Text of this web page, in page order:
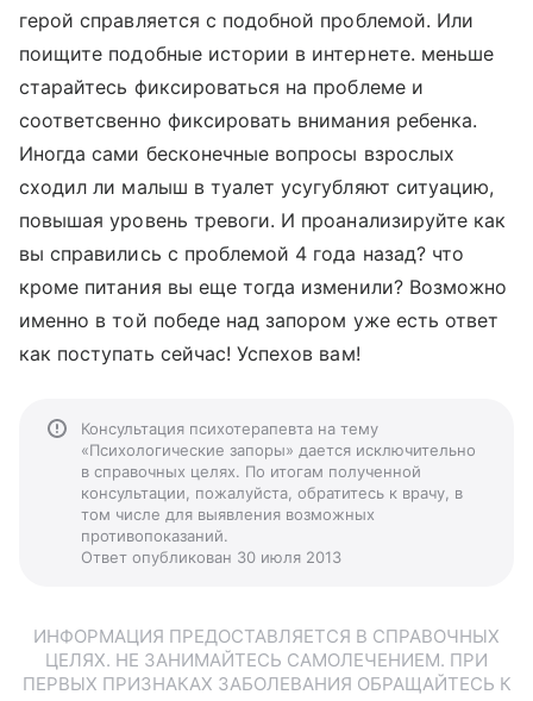
герой справляется с подобной проблемой. Или
поищите подобные истории в интернете. меньше
старайтесь фиксироваться на проблеме и
соответсвенно фиксировать внимания ребенка.
Иногда сами бесконечные вопросы взрослых
сходил ли малыш в туалет усугубляют ситуацию,
повышая уровень тревоги. И проанализируйте как
вы справились с проблемой 4 года назад? что
кроме питания вы еще тогда изменили? Возможно
именно в той победе над запором уже есть ответ
как поступать сейчас! Успехов вам!
Консультация психотерапевта на тему
«Психологические запоры» дается исключительно
в справочных целях. По итогам полученной
консультации, пожалуйста, обратитесь к врачу, в
том числе для выявления возможных
противопоказаний.
Ответ опубликован 30 июля 2013
ИНФОРМАЦИЯ ПРЕДОСТАВЛЯЕТСЯ В СПРАВОЧНЫХ
ЦЕЛЯХ. НЕ ЗАНИМАЙТЕСЬ САМОЛЕЧЕНИЕМ. ПРИ
ПЕРВЫХ ПРИЗНАКАХ ЗАБОЛЕВАНИЯ ОБРАЩАЙТЕСЬ К